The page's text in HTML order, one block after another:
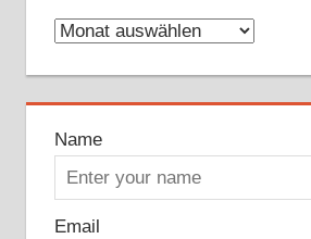
Archive
Name
Email